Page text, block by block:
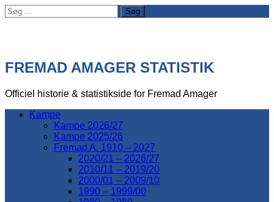
Søg
efter:
FREMAD AMAGER STATISTIK
Officiel historie & statistikside for Fremad Amager
Kampe
Kampe 2026/27
Kampe 2025/26
Fremad A. 1910 – 2027
2020/21 – 2026/27
2010/11 – 2019/20
2000/01 – 2009/10
1990 – 1999/00